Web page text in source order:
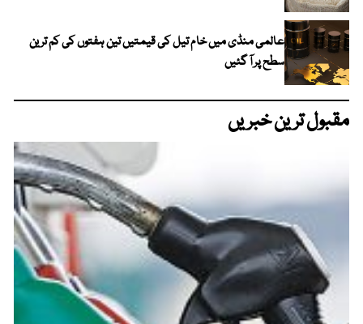
عالمی منڈی میں خام تیل کی قیمتیں تین ہفتوں کی کم ترین
سطح پر آ گئیں
مقبول ترین خبریں